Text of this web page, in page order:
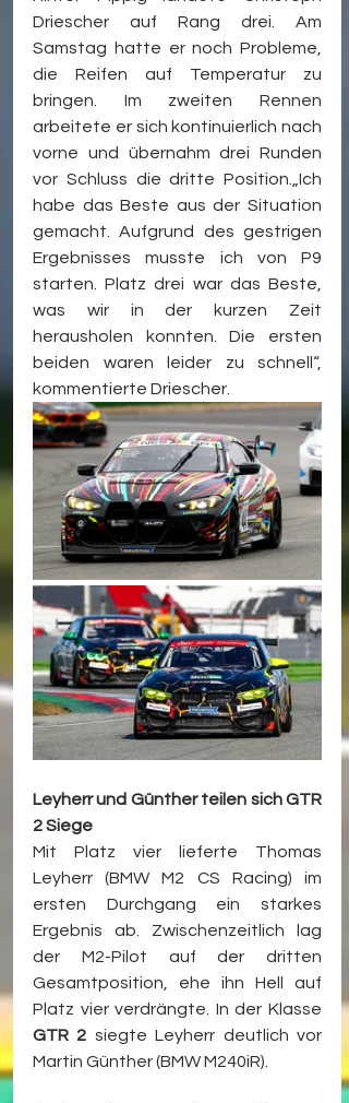
Driescher auf Rang drei. Am
Samstag hatte er noch Probleme,
die Reifen auf Temperatur zu
bringen. Im zweiten Rennen
arbeitete er sich kontinuierlich nach
vorne und übernahm drei Runden
vor Schluss die dritte Position.„Ich
habe das Beste aus der Situation
gemacht. Aufgrund des gestrigen
Ergebnisses musste ich von P9
starten. Platz drei war das Beste,
was wir in der kurzen Zeit
herausholen konnten. Die ersten
beiden waren leider zu schnell“,
kommentierte Driescher.
Leyherr und Günther teilen sich GTR
2 Siege
Mit Platz vier lieferte Thomas
Leyherr (BMW M2 CS Racing) im
ersten Durchgang ein starkes
Ergebnis ab. Zwischenzeitlich lag
der M2-Pilot auf der dritten
Gesamtposition, ehe ihn Hell auf
GTR 2 siegte Leyherr deutlich vor
Martin Günther (BMW M240iR).